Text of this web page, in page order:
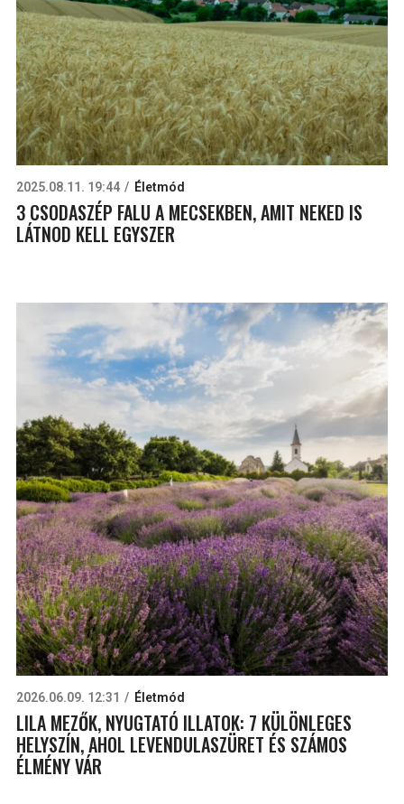
2025.08.11. 19:44 Életmód
3 CSODASZÉP FALU A MECSEKBEN, AMIT NEKED IS
LÁTNOD KELL EGYSZER
2026.06.09. 12:31 Életmód
LILA MEZŐK, NYUGTATÓ ILLATOK: 7 KÜLÖNLEGES
HELYSZÍN, AHOL LEVENDULASZÜRET ÉS SZÁMOS
ÉLMÉNY VÁR